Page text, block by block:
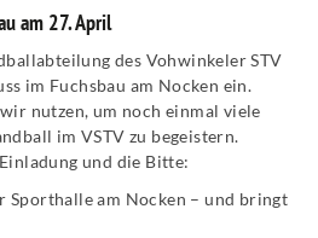
am 27. April
des Vohwinkeler STV
im Fuchsbau am Nocken ein.
nutzen, um noch einmal viele
im VSTV zu begeistern.
und die Bitte:
Sporthalle am Nocken – und bringt